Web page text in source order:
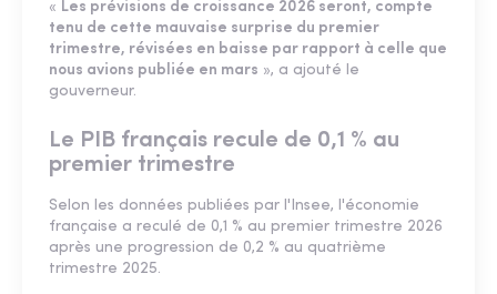
« Les prévisions de croissance 2026 seront, compte
tenu de cette mauvaise surprise du premier
trimestre, révisées en baisse par rapport à celle que
nous avions publiée en mars », a ajouté le
gouverneur.
Le PIB français recule de 0,1 % au
premier trimestre
Selon les données publiées par l'Insee, l'économie
française a reculé de 0,1 % au premier trimestre 2026
après une progression de 0,2 % au quatrième
trimestre 2025.